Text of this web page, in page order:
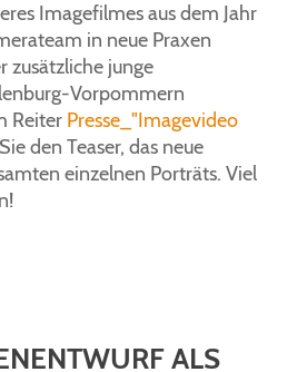
Imagefilmes aus dem Jahr
in neue Praxen
zusätzliche junge
Vorpommern
Reiter Presse_"Imagevideo
den Teaser, das neue
einzelnen Porträts. Viel
ALS